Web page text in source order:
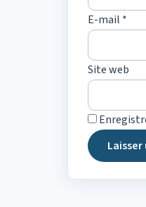
E-mail *
Site web